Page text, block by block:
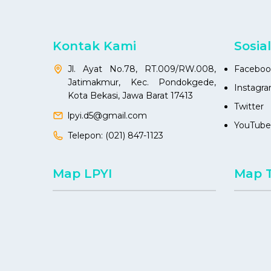
Kontak Kami
Jl. Ayat No.78, RT.009/RW.008,
Jatimakmur, Kec. Pondokgede,
Kota Bekasi, Jawa Barat 17413
lpyi.d5@gmail.com
Telepon: (021) 847-1123
Twitter
YouTube
Map LPYI Map